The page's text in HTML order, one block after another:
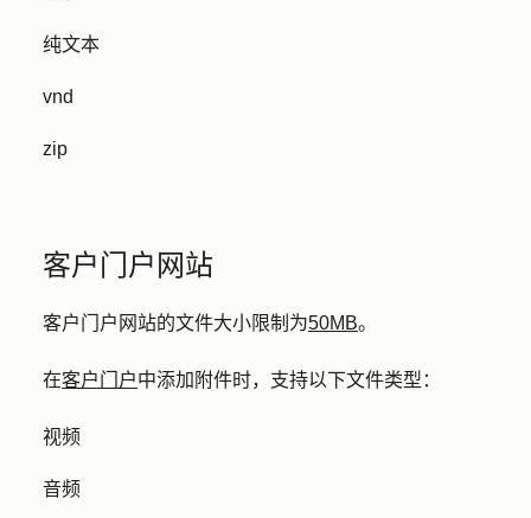
纯文本
vnd
zip
客户门户网站
客户门户网站的文件大小限制为50MB。
在客户门户中添加附件时，支持以下文件类型：
视频
音频